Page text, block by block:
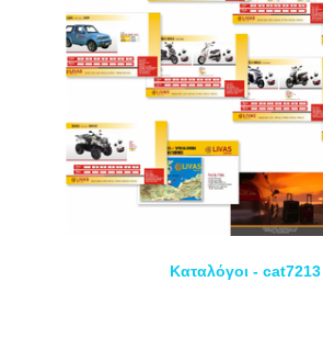
Καταλόγοι - cat7213